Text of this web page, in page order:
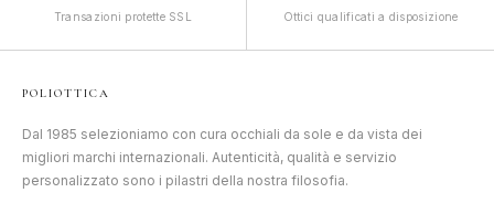
Transazioni protette SSL Ottici qualificati a disposizione
POLIOTTICA
Dal 1985 selezioniamo con cura occhiali da sole e da vista dei
migliori marchi internazionali. Autenticità, qualità e servizio
personalizzato sono i pilastri della nostra filosofia.